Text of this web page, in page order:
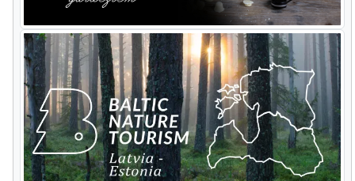
kaņepāju tauvas. Mēdza teikt, ka bez
Kurzemes kaņepāju tauvām Anglijas
karalienes flotes nebūtu! Hercogs domā
arī par sēklu selekciju, audzē šķirnes
lopus, uzlabo zemi ar meliorāciju,
cenšas palielināt lauku ražību.
Ne visu Jēkabam izdevās realizēt –
Ventas rumbas apejas kanāls palika
nepabeigts, neīstenojās arī citi grandiozi